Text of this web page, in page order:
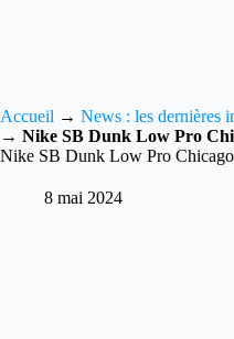
Accueil → News : les dernières
→ Nike SB Dunk Low Pro
Nike SB Dunk Low Pro
8 mai 2024